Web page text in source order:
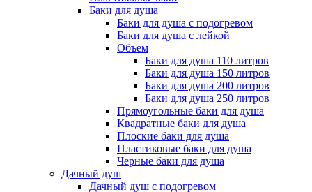
Баки для душа
Баки для душа с подогревом
Баки для душа с лейкой
Объем
Баки для душа 110 литров
Баки для душа 150 литров
Баки для душа 200 литров
Баки для душа 250 литров
Прямоугольные баки для душа
Квадратные баки для душа
Плоские баки для душа
Пластиковые баки для душа
Черные баки для душа
Дачный душ
Дачный душ с подогревом